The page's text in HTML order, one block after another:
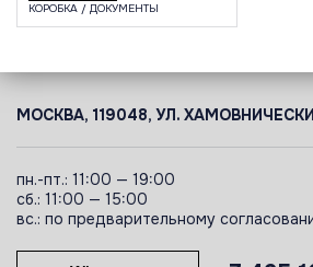
КОРОБКА / ДОКУМЕНТЫ
МОСКВА, 119048, УЛ.
пн.-пт.: 11:00 — 19:00
сб.: 11:00 — 15:00
вс.: по предварительному